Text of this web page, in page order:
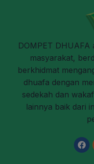
DOMPET DHUAFA
masyarakat,
berkhidmat
dhuafa dengan
sedekah dan
lainnya baik dari